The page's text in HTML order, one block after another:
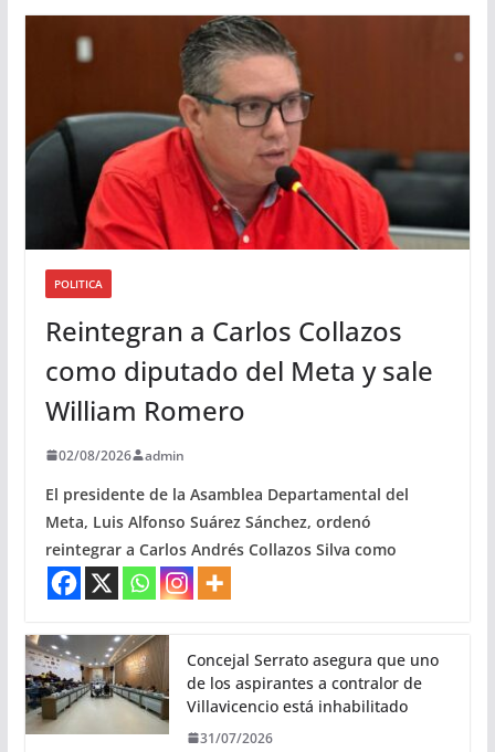
POLITICA
Reintegran a Carlos Collazos
como diputado del Meta y sale
William Romero
02/08/2026 admin
El presidente de la Asamblea Departamental del
Meta, Luis Alfonso Suárez Sánchez, ordenó
reintegrar a Carlos Andrés Collazos Silva como
Concejal Serrato asegura que uno
de los aspirantes a contralor de
Villavicencio está inhabilitado
31/07/2026